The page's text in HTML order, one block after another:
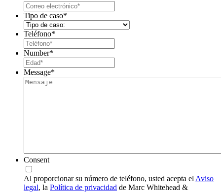
Tipo de caso*
Teléfono*
Number*
Message*
Consent
Al proporcionar su número de teléfono, usted acepta el Aviso
legal, la Política de privacidad de Marc Whitehead &